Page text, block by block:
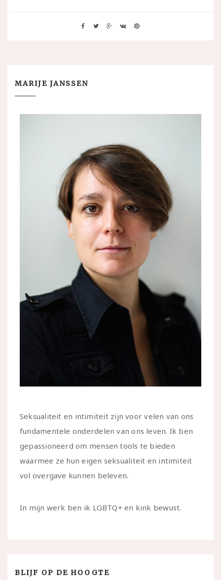
MARIJE JANSSEN
Seksualiteit en intimiteit zijn voor velen van ons
fundamentele onderdelen van ons leven. Ik ben
gepassioneerd om mensen tools te bieden
waarmee ze hun eigen seksualiteit en intimiteit
vol overgave kunnen beleven.
In mijn werk ben ik LGBTQ+ en kink bewust.
BLIJF OP DE HOOGTE